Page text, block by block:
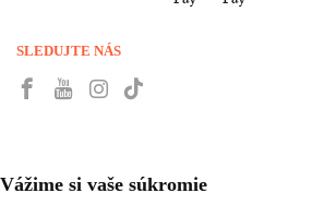
SLEDUJTE NÁS
Vážime si vaše súkromie